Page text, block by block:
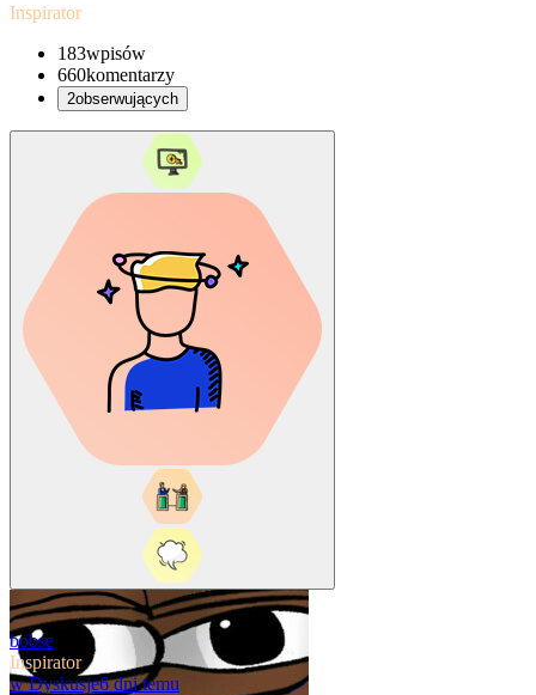
Inspirator
183wpisów
660komentarzy
2obserwujących
bobse
Inspirator
w Dyskusje6 dni temu